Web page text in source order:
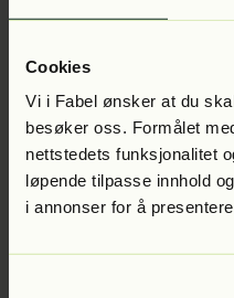
Cookies
Vi i Fabel ønsker at du
besøker oss. Formålet
nettstedets funksjonalitet
løpende tilpasse innhold
i annonser for å